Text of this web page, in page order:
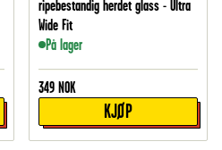
ripebestandig herdet glass - Ultra
Wide Fit
På lager
349 NOK
KJØP